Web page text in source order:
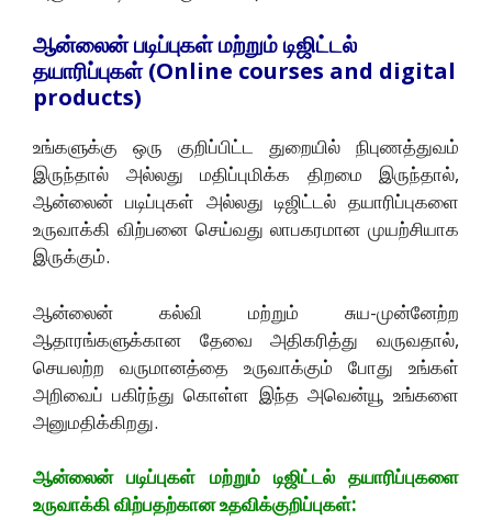
ஆன்லைன் படிப்புகள் மற்றும் டிஜிட்டல்
தயாரிப்புகள் (Online courses and digital
products)
உங்களுக்கு ஒரு குறிப்பிட்ட துறையில் நிபுணத்துவம்
இருந்தால் அல்லது மதிப்புமிக்க திறமை இருந்தால்,
ஆன்லைன் படிப்புகள் அல்லது டிஜிட்டல் தயாரிப்புகளை
உருவாக்கி விற்பனை செய்வது லாபகரமான முயற்சியாக
இருக்கும்.
ஆன்லைன் கல்வி மற்றும் சுய-முன்னேற்ற
ஆதாரங்களுக்கான தேவை அதிகரித்து வருவதால்,
செயலற்ற வருமானத்தை உருவாக்கும் போது உங்கள்
அறிவைப் பகிர்ந்து கொள்ள இந்த அவென்யூ உங்களை
அனுமதிக்கிறது.
ஆன்லைன் படிப்புகள் மற்றும் டிஜிட்டல் தயாரிப்புகளை
உருவாக்கி விற்பதற்கான உதவிக்குறிப்புகள்: